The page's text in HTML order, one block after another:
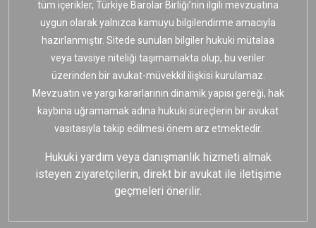
tüm içerikler, Türkiye Barolar Birliği’nin ilgili mevzuatına
uygun olarak yalnızca kamuyu bilgilendirme amacıyla
hazırlanmıştır. Sitede sunulan bilgiler hukuki mütalaa
veya tavsiye niteliği taşımamakta olup, bu veriler
üzerinden bir avukat-müvekkil ilişkisi kurulamaz.
Mevzuatın ve yargı kararlarının dinamik yapısı gereği, hak
kaybına uğramamak adına hukuki süreçlerin bir avukat
vasıtasıyla takip edilmesi önem arz etmektedir.
Hukuki yardım veya danışmanlık hizmeti almak
isteyen ziyaretçilerin, direkt bir avukat ile iletişime
geçmeleri önerilir.